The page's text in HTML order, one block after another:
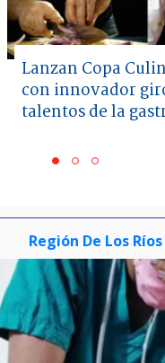
Lanzan Copa
con innovador
talentos de la
itemitemitem
Región De Los Ríos